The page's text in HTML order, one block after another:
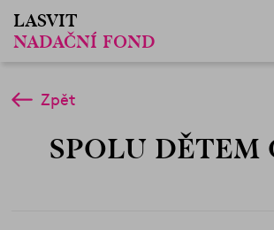
LASVIT
NADAČNÍ FOND
Zpět
SPOLU DĚTEM